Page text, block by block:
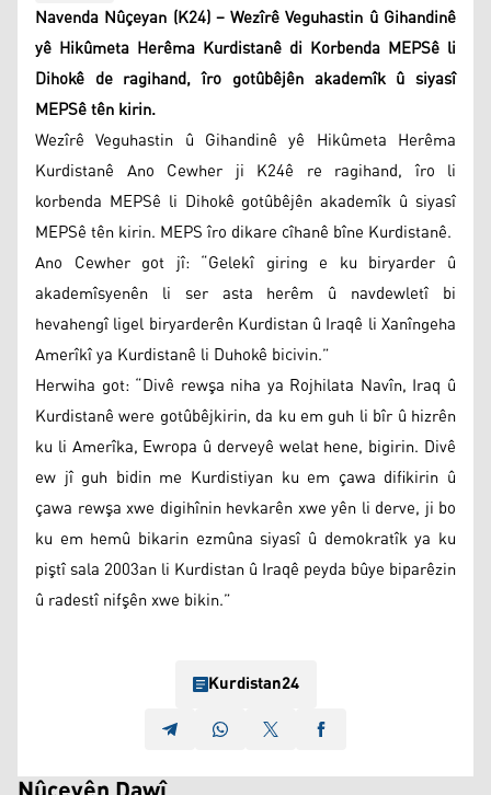
Navenda Nûçeyan (K24) – Wezîrê Veguhastin û Gihandinê
yê Hikûmeta Herêma Kurdistanê di Korbenda MEPSê li
Dihokê de ragihand, îro gotûbêjên akademîk û siyasî
MEPSê tên kirin.
Wezîrê Veguhastin û Gihandinê yê Hikûmeta Herêma
Kurdistanê Ano Cewher ji K24ê re ragihand, îro li
korbenda MEPSê li Dihokê gotûbêjên akademîk û siyasî
MEPSê tên kirin. MEPS îro dikare cîhanê bîne Kurdistanê.
Ano Cewher got jî: “Gelekî giring e ku biryarder û
akademîsyenên li ser asta herêm û navdewletî bi
hevahengî ligel biryarderên Kurdistan û Iraqê li Xanîngeha
Amerîkî ya Kurdistanê li Duhokê bicivin.”
Herwiha got: “Divê rewşa niha ya Rojhilata Navîn, Iraq û
Kurdistanê were gotûbêjkirin, da ku em guh li bîr û hizrên
ku li Amerîka, Ewropa û derveyê welat hene, bigirin. Divê
ew jî guh bidin me Kurdistiyan ku em çawa difikirin û
çawa rewşa xwe digihînin hevkarên xwe yên li derve, ji bo
ku em hemû bikarin ezmûna siyasî û demokratîk ya ku
piştî sala 2003an li Kurdistan û Iraqê peyda bûye biparêzin
û radestî nifşên xwe bikin.”
Kurdistan24